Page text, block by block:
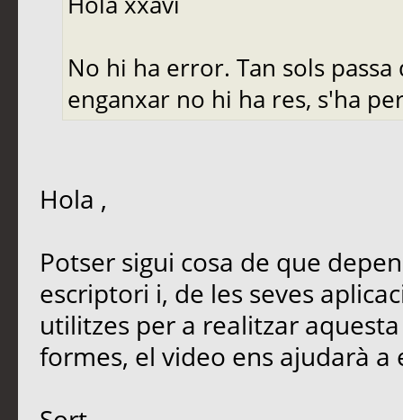
No hi ha error. Tan sols
enganxar no hi ha res, s'ha
Hola ,
Potser sigui cosa de que
escriptori i, de les seves
utilitzes per a realitzar
formes, el video ens ajudarà